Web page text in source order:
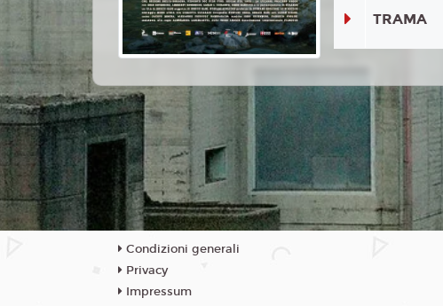
TRAMA
Condizioni generali
Privacy
Impressum